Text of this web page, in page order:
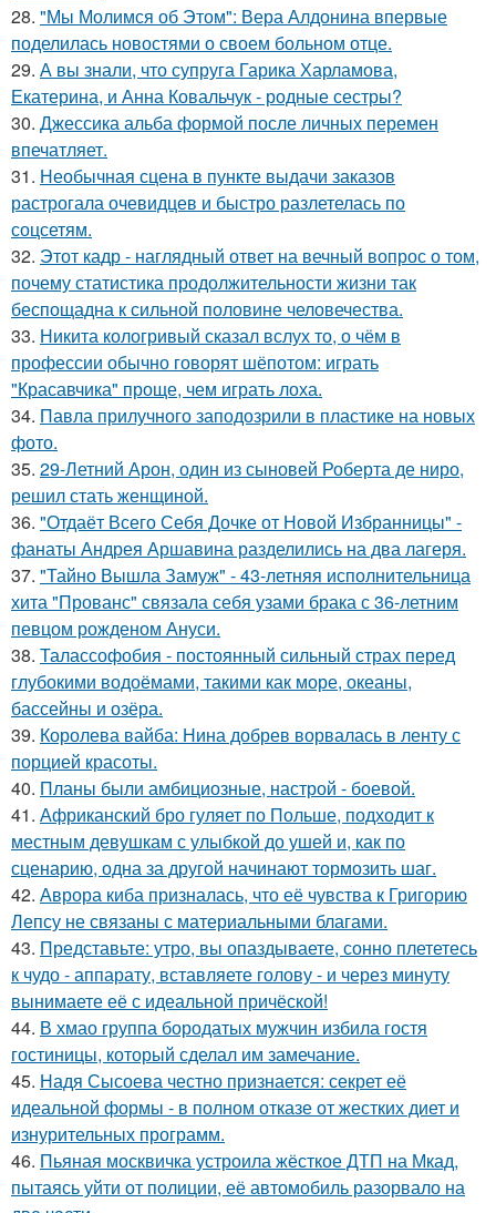
28. "Мы Молимся об Этом": Вера Алдонина впервые
поделилась новостями о своем больном отце.
29. А вы знали, что супруга Гарика Харламова,
Екатерина, и Анна Ковальчук - родные сестры?
30. Джессика альба формой после личных перемен
впечатляет.
31. Необычная сцена в пункте выдачи заказов
растрогала очевидцев и быстро разлетелась по
соцсетям.
32. Этот кадр - наглядный ответ на вечный вопрос о том,
почему статистика продолжительности жизни так
беспощадна к сильной половине человечества.
33. Никита кологривый сказал вслух то, о чём в
профессии обычно говорят шёпотом: играть
"Красавчика" проще, чем играть лоха.
34. Павла прилучного заподозрили в пластике на новых
фото.
35. 29-Летний Арон, один из сыновей Роберта де ниро,
решил стать женщиной.
36. "Отдаёт Всего Себя Дочке от Новой Избранницы" -
фанаты Андрея Аршавина разделились на два лагеря.
37. "Тайно Вышла Замуж" - 43-летняя исполнительница
хита "Прованс" связала себя узами брака с 36-летним
певцом рожденом Ануси.
38. Талассофобия - постоянный сильный страх перед
глубокими водоёмами, такими как море, океаны,
бассейны и озёра.
39. Королева вайба: Нина добрев ворвалась в ленту с
порцией красоты.
40. Планы были амбициозные, настрой - боевой.
41. Африканский бро гуляет по Польше, подходит к
местным девушкам с улыбкой до ушей и, как по
сценарию, одна за другой начинают тормозить шаг.
42. Аврора киба призналась, что её чувства к Григорию
Лепсу не связаны с материальными благами.
43. Представьте: утро, вы опаздываете, сонно плететесь
к чудо - аппарату, вставляете голову - и через минуту
вынимаете её с идеальной причёской!
44. В хмао группа бородатых мужчин избила гостя
гостиницы, который сделал им замечание.
45. Надя Сысоева честно признается: секрет её
идеальной формы - в полном отказе от жестких диет и
изнурительных программ.
46. Пьяная москвичка устроила жёсткое ДТП на Мкад,
пытаясь уйти от полиции, её автомобиль разорвало на